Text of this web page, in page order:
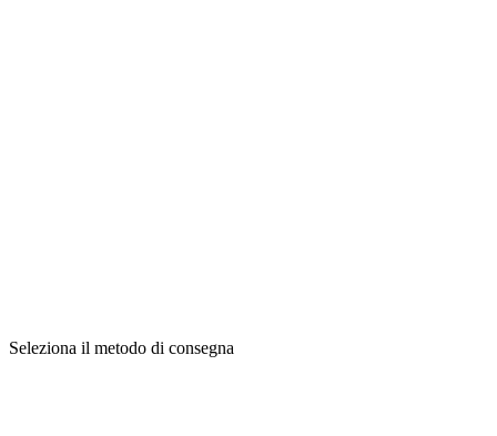
Seleziona il metodo di consegna